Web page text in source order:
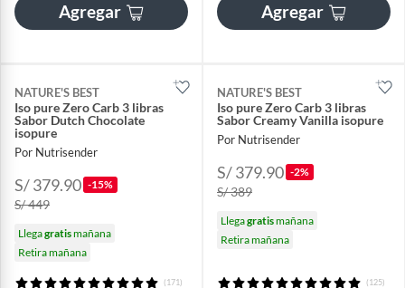
Agregar Agregar
NATURE'S BEST
Iso pure Zero Carb 3 libras
Sabor Dutch Chocolate
isopure
Por Nutrisender
S/ 379.90 -15%
S/ 449
Llegagratismañana
Retira mañana
(171)
NATURE'S BEST
Iso pure Zero Carb 3 libras
Sabor Creamy Vanilla isopure
Por Nutrisender
S/ 379.90 -2%
S/ 389
Llegagratismañana
Retira mañana
(125)